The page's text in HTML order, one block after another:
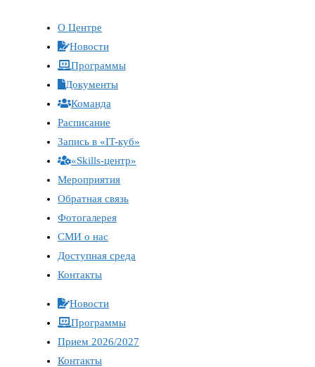
кнопку,
чтобы
развернуть
свернуть
меню
О Центре
Новости
Программы
Документы
Команда
Расписание
Запись в «IT-куб»
«Skills-центр»
Мероприятия
Обратная связь
Фотогалерея
СМИ о нас
Доступная среда
Контакты
Новости
Программы
Прием 2026/2027
Контакты